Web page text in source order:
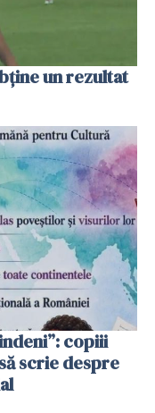
un rezultat
copiii
scrie despre